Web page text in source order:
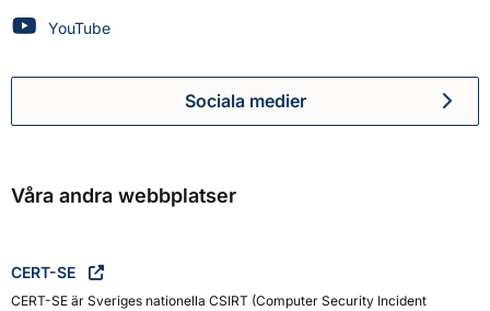
Myndigheten för civilt försvar på
YouTube
Myndigheten för civilt
Sociala medier
Våra andra webbplatser
CERT-SE
CERT-SE är Sveriges nationella CSIRT (Computer Security Incident